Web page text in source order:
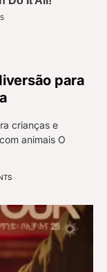
para
crianças e
animais O